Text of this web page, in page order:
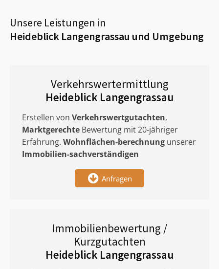
Unsere Leistungen in
Heideblick Langengrassau und Umgebung
Verkehrswertermittlung
Heideblick Langengrassau
Erstellen von Verkehrswertgutachten,
Marktgerechte Bewertung mit 20-jähriger
Erfahrung. Wohnflächen-berechnung unserer
Immobilien-sachverständigen
Anfragen
Immobilienbewertung /
Kurzgutachten
Heideblick Langengrassau